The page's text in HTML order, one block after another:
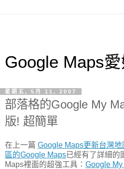
Google Maps
星期五, 5月 11, 2007
部落格的Google My
版! 超簡單
在上一篇 Google Maps更新台灣地
區的Google Maps已經有了詳細的
Maps裡面的超強工具： Google